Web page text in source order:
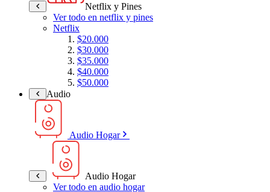
Netflix y Pines
Ver todo en netflix y pines
Netflix
$20.000
$30.000
$35.000
$40.000
$50.000
Audio
Audio Hogar
Audio Hogar
Ver todo en audio hogar